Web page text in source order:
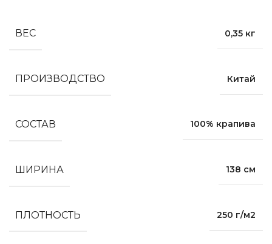
ВЕС 0,35 кг
ПРОИЗВОДСТВО Китай
СОСТАВ 100% крапива
ШИРИНА 138 см
ПЛОТНОСТЬ 250 г/м2